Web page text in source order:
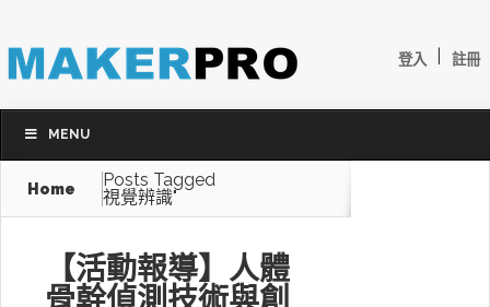
登入 註冊
MENU
Home
Posts Tagged
視覺辨識"
【活動報導】人體
骨幹偵測技術與創